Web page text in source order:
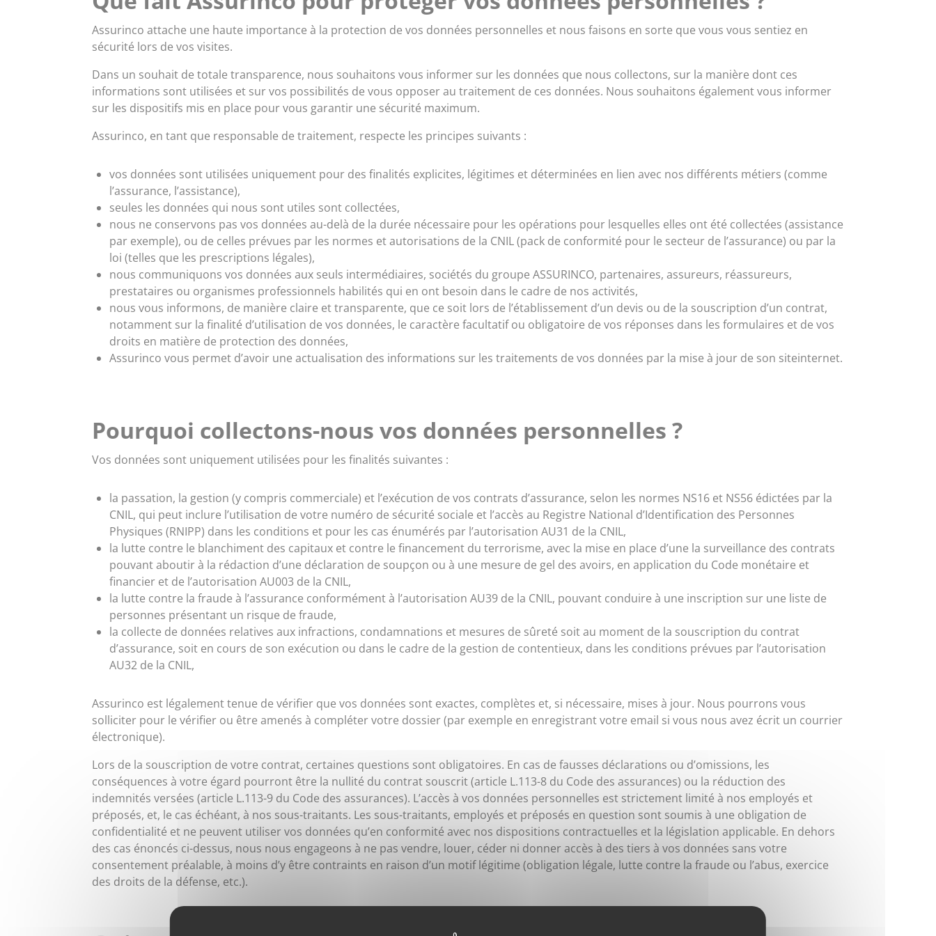
Assurinco attache une haute importance à la protection de vos données personnelles et nous faisons en sorte que vous vous sentiez en
sécurité lors de vos visites.
Dans un souhait de totale transparence, nous souhaitons vous informer sur les données que nous collectons, sur la manière dont ces
informations sont utilisées et sur vos possibilités de vous opposer au traitement de ces données. Nous souhaitons également vous informer
sur les dispositifs mis en place pour vous garantir une sécurité maximum.
Assurinco, en tant que responsable de traitement, respecte les principes suivants :
vos données sont utilisées uniquement pour des finalités explicites, légitimes et déterminées en lien avec nos différents métiers (comme
l’assurance, l’assistance),
seules les données qui nous sont utiles sont collectées,
nous ne conservons pas vos données au-delà de la durée nécessaire pour les opérations pour lesquelles elles ont été collectées (assistance
par exemple), ou de celles prévues par les normes et autorisations de la CNIL (pack de conformité pour le secteur de l’assurance) ou par la
loi (telles que les prescriptions légales),
nous communiquons vos données aux seuls intermédiaires, sociétés du groupe ASSURINCO, partenaires, assureurs, réassureurs,
prestataires ou organismes professionnels habilités qui en ont besoin dans le cadre de nos activités,
nous vous informons, de manière claire et transparente, que ce soit lors de l’établissement d’un devis ou de la souscription d’un contrat,
notamment sur la finalité d’utilisation de vos données, le caractère facultatif ou obligatoire de vos réponses dans les formulaires et de vos
droits en matière de protection des données,
Assurinco vous permet d’avoir une actualisation des informations sur les traitements de vos données par la mise à jour de son siteinternet.
Pourquoi collectons-nous vos données personnelles ?
Vos données sont uniquement utilisées pour les finalités suivantes :
la passation, la gestion (y compris commerciale) et l’exécution de vos contrats d’assurance, selon les normes NS16 et NS56 édictées par la
CNIL, qui peut inclure l’utilisation de votre numéro de sécurité sociale et l’accès au Registre National d’Identification des Personnes
Physiques (RNIPP) dans les conditions et pour les cas énumérés par l’autorisation AU31 de la CNIL,
la lutte contre le blanchiment des capitaux et contre le financement du terrorisme, avec la mise en place d’une la surveillance des contrats
pouvant aboutir à la rédaction d’une déclaration de soupçon ou à une mesure de gel des avoirs, en application du Code monétaire et
financier et de l’autorisation AU003 de la CNIL,
la lutte contre la fraude à l’assurance conformément à l’autorisation AU39 de la CNIL, pouvant conduire à une inscription sur une liste de
personnes présentant un risque de fraude,
la collecte de données relatives aux infractions, condamnations et mesures de sûreté soit au moment de la souscription du contrat
d’assurance, soit en cours de son exécution ou dans le cadre de la gestion de contentieux, dans les conditions prévues par l’autorisation
AU32 de la CNIL,
Assurinco est légalement tenue de vérifier que vos données sont exactes, complètes et, si nécessaire, mises à jour. Nous pourrons vous
solliciter pour le vérifier ou être amenés à compléter votre dossier (par exemple en enregistrant votre email si vous nous avez écrit un courrier
électronique).
Lors de la souscription de votre contrat, certaines questions sont obligatoires. En cas de fausses déclarations ou d’omissions, les
conséquences à votre égard pourront être la nullité du contrat souscrit (article L.113-8 du Code des assurances) ou la réduction des
indemnités versées (article L.113-9 du Code des assurances). L’accès à vos données personnelles est strictement limité à nos employés et
préposés, et, le cas échéant, à nos sous-traitants. Les sous-traitants, employés et préposés en question sont soumis à une obligation de
confidentialité et ne peuvent utiliser vos données qu’en conformité avec nos dispositions contractuelles et la législation applicable. En dehors
des cas énoncés ci-dessus, nous nous engageons à ne pas vendre, louer, céder ni donner accès à des tiers à vos données sans votre
consentement préalable, à moins d’y être contraints en raison d’un motif légitime (obligation légale, lutte contre la fraude ou l’abus, exercice
des droits de la défense, etc.).